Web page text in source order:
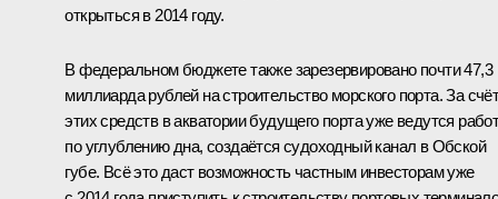
открыться в 2014 году.
В федеральном бюджете также зарезервировано почти 47,3
миллиарда рублей на строительство морского порта. За
этих средств в акватории будущего порта уже ведутся
по углублению дна, создаётся судоходный канал в Обской
губе. Всё это даст возможность частным инвесторам уже